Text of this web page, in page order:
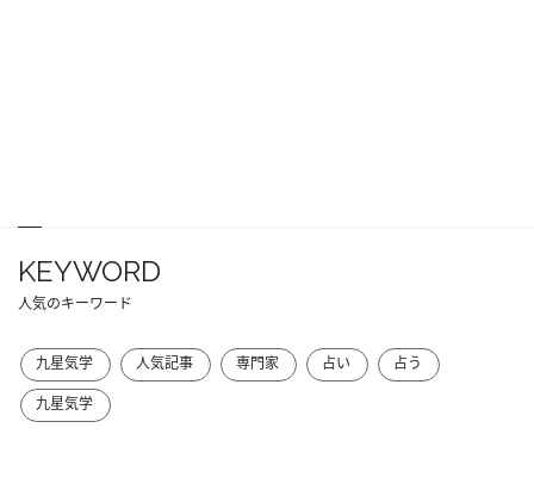
KEYWORD
人気のキーワード
九星気学 人気記事 専門家 占い
占う
九星気学